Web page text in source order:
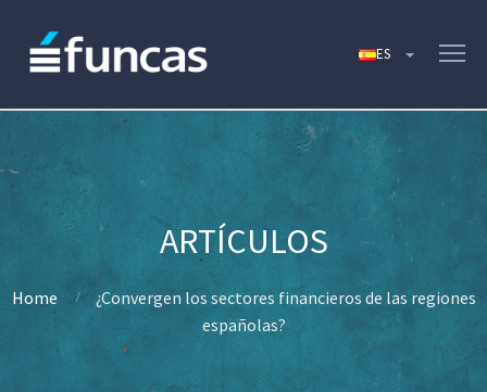
Home
¿Convergen los sectores financieros de las regiones
españolas?